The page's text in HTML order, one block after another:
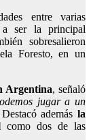
entre varias
a ser la principal
sobresalieron
Foresto, en un
Argentina, señaló
jugar a un
ademásla
como dos de las